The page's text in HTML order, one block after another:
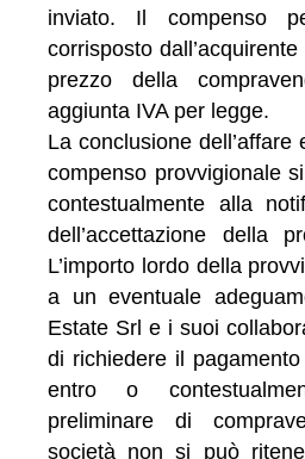
inviato. Il compenso
corrisposto
prezzo della
aggiunta IVA per legge.
La conclusione dell’affare
compenso provvigionale
contestualmente alla
dell’accettazione della
L’importo lordo della
a un eventuale
Estate Srl e i suoi
di richiedere il
entro o
preliminare di
società non si può